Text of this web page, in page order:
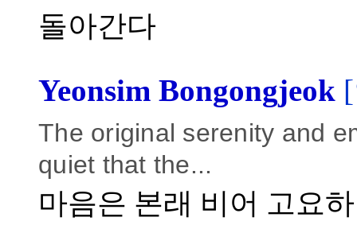
돌아간다
Yeonsim Bongongjeok
The original serenity and
quiet that the...
마음은 본래 비어 고요